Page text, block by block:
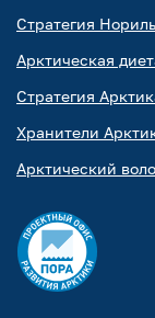
Стратегия
Арктическая
Стратегия
Хранители
Арктический